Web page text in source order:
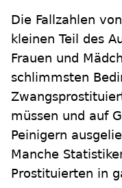
Die Fallzahlen
kleinen Teil des
Frauen und
schlimmsten
müssen und auf
Peinigern
Manche
Prostituierten in